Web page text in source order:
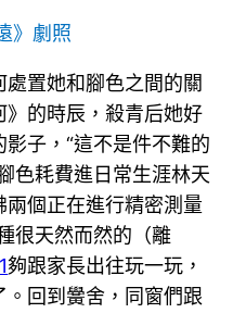
》劇照
置她和腳色之間的關
的時辰，殺青后她好
影子，“這不是件不難的
色耗費進日常生涯林天
個正在進行精密測量
很天然而然的（離
夠跟家長出往玩一玩，
回到黌舍，同窗們跟